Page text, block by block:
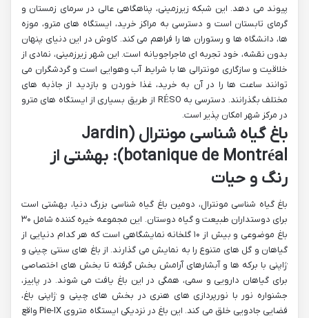
پیوند می دهد. این شبکه زیرزمینی، پناهگاهی عالی در سرمای زمستان و
گرمای تابستان است و دسترسی به مراکز خرید، ایستگاه های مترو، موزه
ها، دانشگاه ها و رستوران ها را فراهم می کند. کاوش در این دنیای پنهان
بدون نقشه، خود تجربه ای ماجراجویانه است. این شهر زیرزمینی، نمادی از
خلاقیت و سازگاری مونترالی ها با شرایط آب وهوایی است و گردشگران می
توانند ساعت ها را در آن به خرید، غذا خوردن و بازدید از جاذبه های
مختلف بگذرانند. دسترسی به RÉSO از طریق بسیاری از ایستگاه های مترو
در مرکز شهر امکان پذیر است.
باغ گیاه شناسی مونترال (Jardin
botanique de Montréal): بهشتی از
رنگ و حیات
باغ گیاه شناسی مونترال، دومین باغ گیاه شناسی بزرگ دنیا، بهشتی است
برای دوستداران طبیعت و گیاه دوستان. این مجموعه خیره کننده شامل ۳۰
باغ موضوعی و بیش از ۱۰ گلخانه نمایشگاهی است که هر کدام دنیایی از
گیاهان و گل های متنوع را به نمایش می گذارند. از باغ های سنتی چینی و
ژاپنی با برکه ها و آبشارهای آرامش بخش گرفته تا بخش های اختصاصی
برای گیاهان دارویی و سمی، همگی در این باغ یافت می شوند. در پاییز،
جشنواره نور با نورپردازی های هنری در بخش های چینی و ژاپنی باغ،
فضایی جادویی خلق می کند. این باغ در نزدیکی ایستگاه متروی Pie-IX واقع